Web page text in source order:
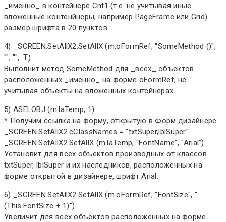
_именно_ в контейнере Cnt1 (т.е. не учитывая иные
вложенные контенйнеры, например PageFrame или Grid)
размер шрифта в 20 пунктов.
4) _SCREEN.SetAllX2.SetAllX (m.oFormRef, "SomeMethod ()",
"", "", .T.)
Выполнит метод SomeMethod для _всех_ объектов
расположенных _именно_ на форме oFormRef, не
учитывая объекты на вложенных контейнерах.
5) ASELOBJ (m.laTemp, 1)
* Получим ссылка на форму, открытую в Форм дизайнере...
_SCREEN.SetAllX2.cClassNames = "txtSuper,lblSuper"
_SCREEN.SetAllX2.SetAllX (m.laTemp, "FontName", "Arial")
Установит для всех объектов производных от классов
txtSuper, lblSuper и их наследников, расположенных на
форме открытой в дизайнере, шрифт Arial.
6) _SCREEN.SetAllX2.SetAllX (m.oFormRef, "FontSize", "
(This.FontSize + 1)")
Увеличит для всех объектов расположенных на форме